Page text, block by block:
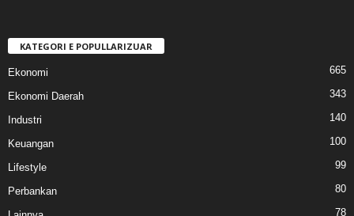
KATEGORI E POPULLARIZUAR
Ekonomi 665
Ekonomi Daerah 343
Industri 140
Keuangan 100
Lifestyle 99
Perbankan 80
78